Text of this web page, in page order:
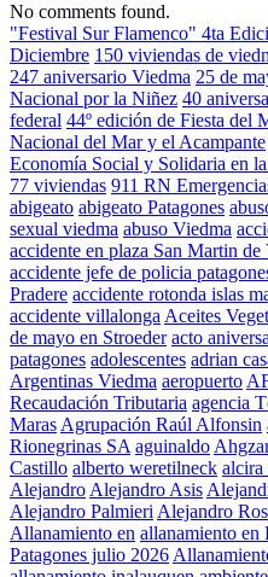
No comments found.
"Festival Sur Flamenco" 4ta
Diciembre 150 viviendas de
247 aniversario Viedma 25 de
Nacional por la Niñez 40
federal 44º edición de Fiesta del
Nacional del Mar y el Acampante
Economía Social y Solidaria en
77 viviendas 911 RN
abigeato abigeato Patagones
sexual viedma abuso Viedma
accidente en plaza San Martin de
accidente jefe de policia
Pradere accidente rotonda islas
accidente villalonga Aceites
de mayo en Stroeder acto
patagones adolescentes adrian
Argentinas Viedma aeropuerto
Recaudación Tributaria agencia
Maras Agrupación Raúl Alfonsin
Rionegrinas SA aguinaldo
Castillo alberto weretilneck alcira
Alejandro Alejandro Asis
Alejandro Palmieri Alejandro
Allanamiento en allanamiento en
Patagones julio 2026